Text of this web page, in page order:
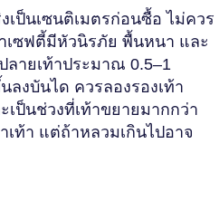
เป็นเซนติเมตรก่อนซื้อ ไม่ควร
าเซฟตี้มีหัวนิรภัย พื้นหนา และ
ลายเท้าประมาณ 0.5–1
ลงบันได ควรลองรองเท้า
เป็นช่วงที่เท้าขยายมากกว่า
เท้า แต่ถ้าหลวมเกินไปอาจ